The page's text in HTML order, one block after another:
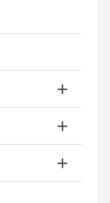


